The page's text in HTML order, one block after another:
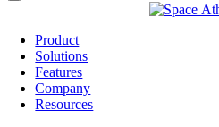
Product
Solutions
Features
Company
Resources